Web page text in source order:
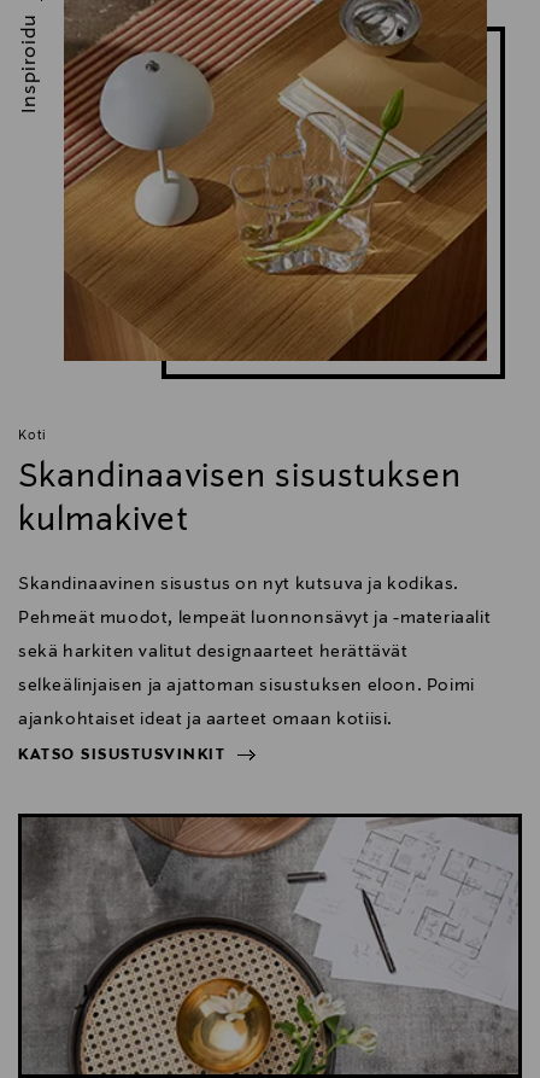
Koti
Skandinaavisen sisustuksen
kulmakivet
Skandinaavinen sisustus on nyt kutsuva ja kodikas.
Pehmeät muodot, lempeät luonnonsävyt ja -materiaalit
sekä harkiten valitut designaarteet herättävät
selkeälinjaisen ja ajattoman sisustuksen eloon. Poimi
ajankohtaiset ideat ja aarteet omaan kotiisi.
KATSO SISUSTUSVINKIT
Inspiroidu
KATSO SISUSTUSVINKIT